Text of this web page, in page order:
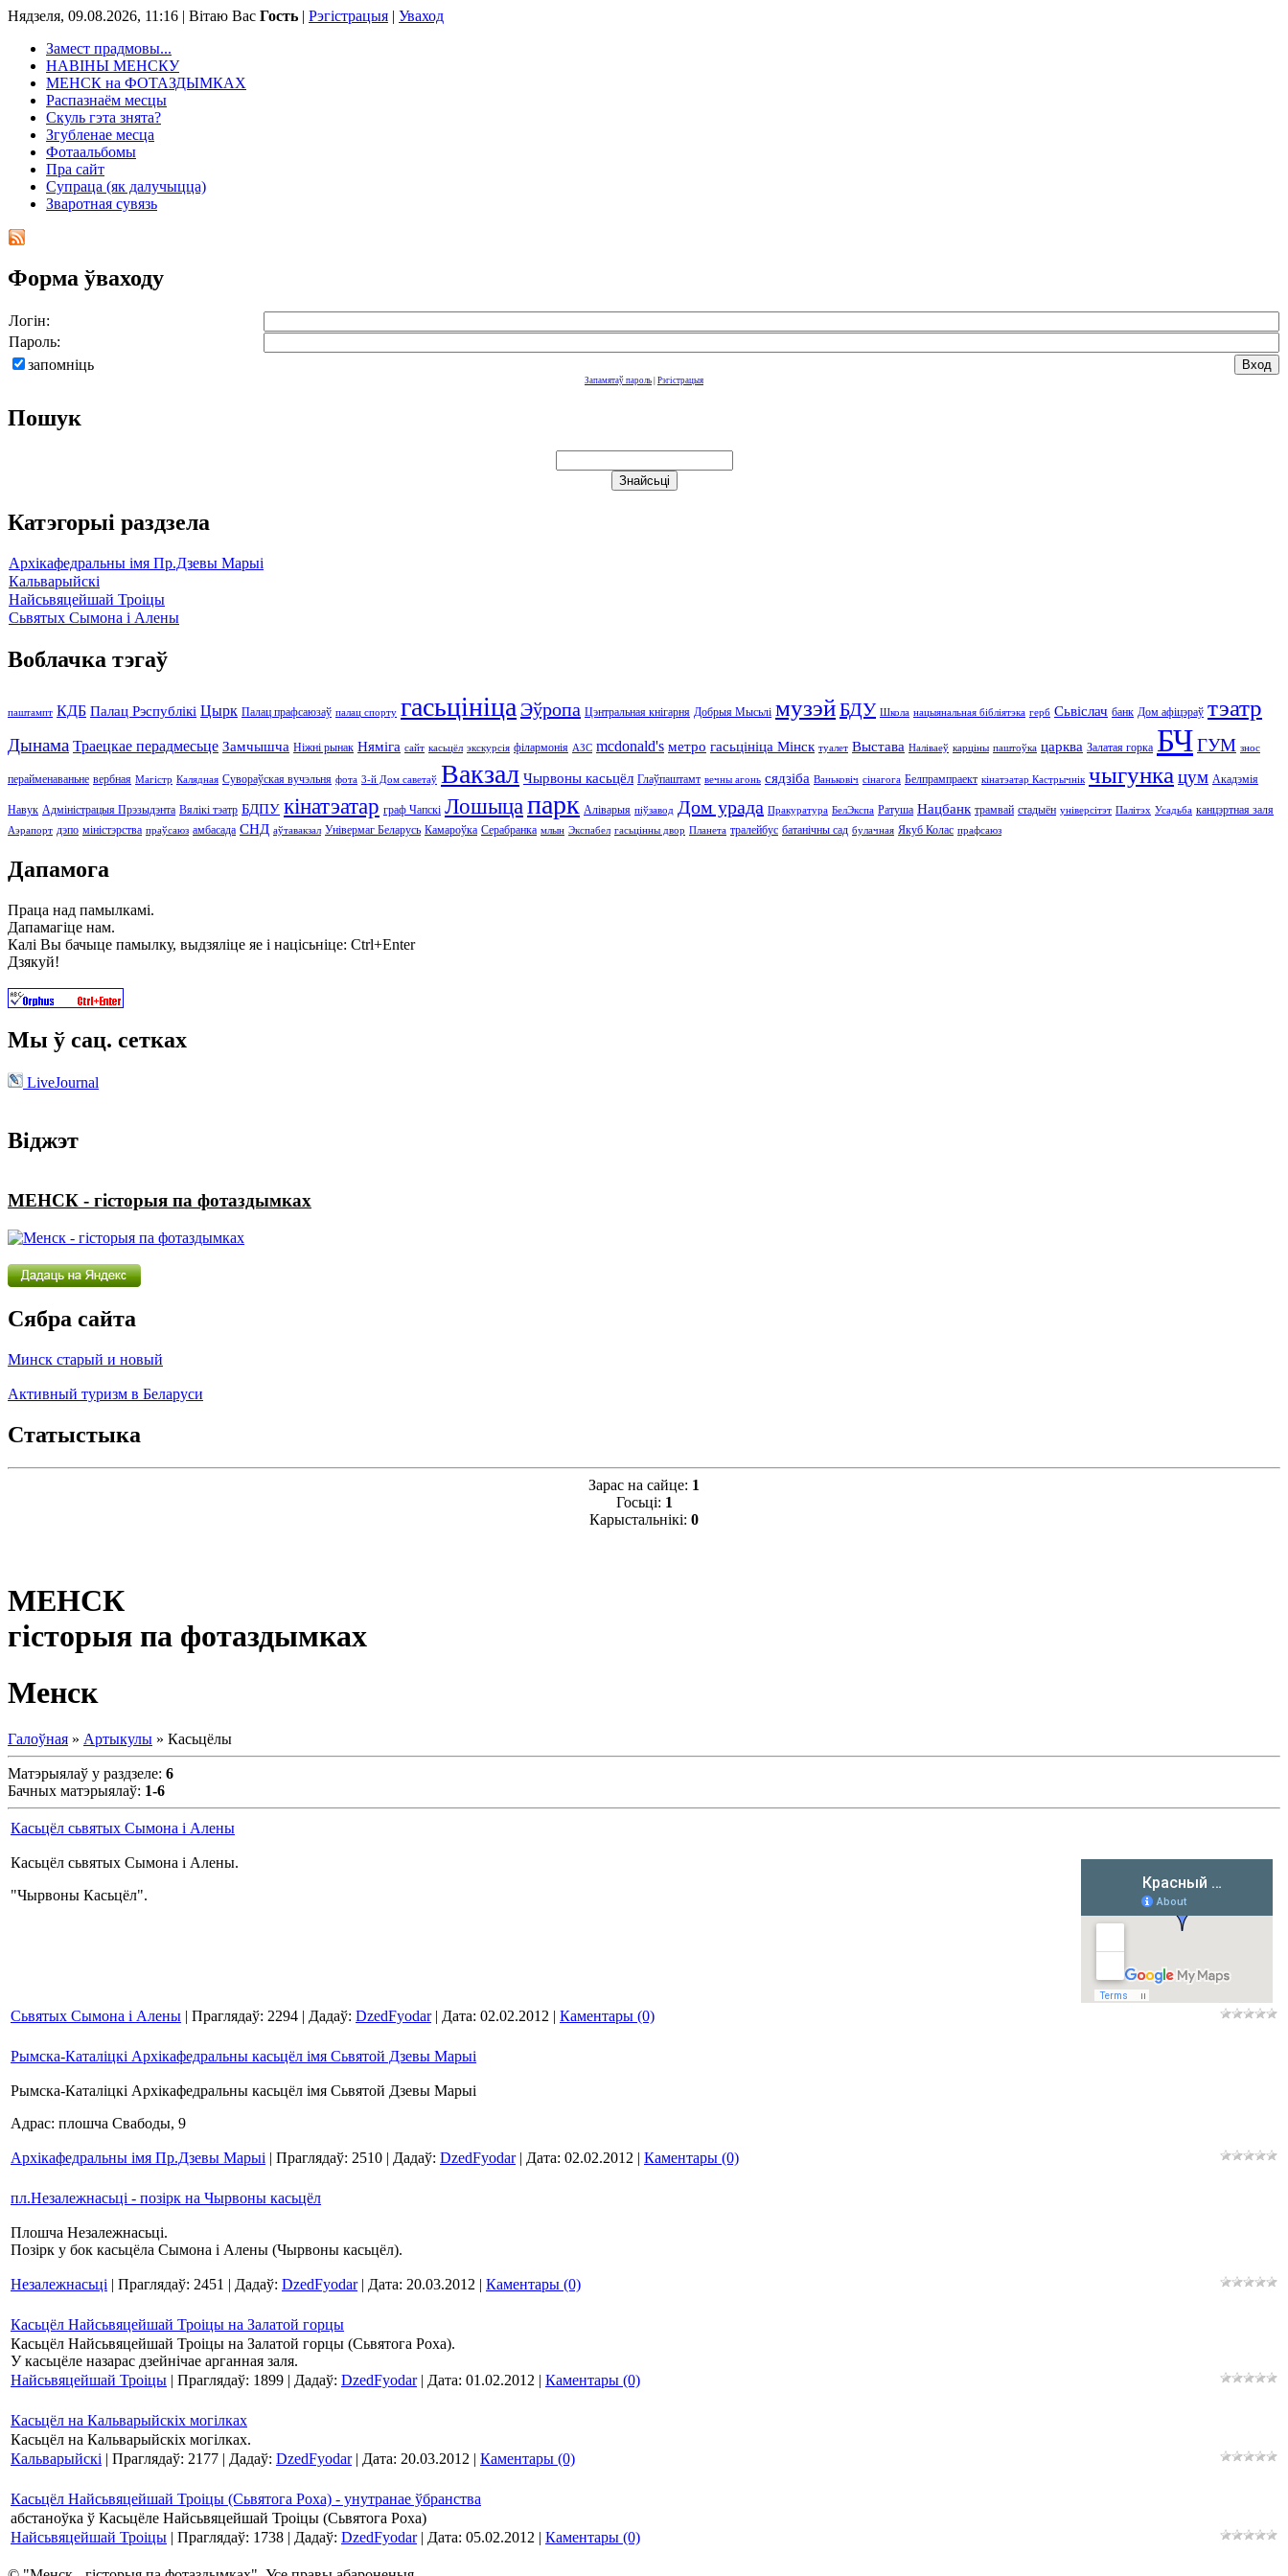
Нядзеля, 09.08.2026, 11:16 | Вітаю Вас Гость | Рэгістрацыя | Уваход
Замест прадмовы...
НАВІНЫ МЕНСКУ
МЕНСК на ФОТАЗДЫМКАХ
Распазнаём месцы
Скуль гэта знята?
Згубленае месца
Фотаальбомы
Пра сайт
Супраца (як далучыцца)
Зваротная сувязь
Форма ўваходу
Логін:
Пароль:
запомніць
Запамятаў пароль Рэгістрацыя
Пошук
Катэгорыі раздзела
Архікафедральны імя Пр.Дзевы Марыі
Кальварыйскі
Найсьвяцейшай Троіцы
Сьвятых Сымона і Алены
Воблачка тэгаў
паштампт КДБ Палац Рэспублікі Цырк Палац прафсаюзаў палац спорту гасьцініца Эўропа Цэнтральная кнігарня Добрыя Мысьлі музэйБДУ Школа нацыянальная бібліятэка герб Сьвіслач банк Дом афіцэраў тэатр
Дынама Траецкае перадмесьце Замчышча Ніжні рынак Няміга сайт касьцёл экскурсія філармонія АЗС mcdonald's метро гасьцініца Мінск туалет Выстава Наліваеў карціны паштоўка царква Залатая горка БЧГУМ знос
перайменаваньне вербная Магістр Калядная Сувораўская вучэльня фота 3-й Дом саветаў Вакзал Чырвоны касьцёл Глаўпаштамт вечны агонь сядзіба Ваньковіч сінагога Белпрампраект кінатэатар Кастрычнік чыгунка цум Акадэмія
Навук Адміністрацыя Прэзыдэнта Вялікі тэатр БДПУ кінатэатар граф Чапскі Лошыцапарк Аліварыя піўзавод Дом урада Пракуратура БелЭкспа Ратуша Нацбанк трамвай стадыён універсітэт Палітэх Усадьба канцэртная заля
Аэрапорт дэпо міністэрства праўсаюз амбасада СНД аўтавакзал Універмаг Беларусь Камароўка Серабранка млын Экспабел гасьцінны двор Планета тралейбус батанічны сад булачная Якуб Колас прафсаюз
Дапамога
Праца над памылкамі.
Дапамагіце нам.
Калі Вы бачыце памылку, выдзяліце яе і націсьніце: Ctrl+Enter
Дзякуй!
Мы ў сац. сетках
LiveJournal
Віджэт
МЕНСК - гісторыя па фотаздымках
Сябра сайта
Минск старый и новый
Активный туризм в Беларуси
Статыстыка
Зарас на сайце: 1
Госьці: 1
Карыстальнікі: 0
МЕНСК
гісторыя па фотаздымках
Менск
Галоўная » Артыкулы » Касьцёлы
Матэрыялаў у раздзеле: 6
Бачных матэрыялаў: 1-6
Касьцёл сьвятых Сымона і Алены
Касьцёл сьвятых Сымона і Алены.
"Чырвоны Касьцёл".
Сьвятых Сымона і Алены | Праглядаў: 2294 | Дадаў: DzedFyodar| Дата: 02.02.2012 | Каментары (0)
Рымска-Каталіцкі Архікафедральны касьцёл імя Сьвятой Дзевы Марыі
Рымска-Каталіцкі Архікафедральны касьцёл імя Сьвятой Дзевы Марыі
Адрас: плошча Свабоды, 9
Архікафедральны імя Пр.Дзевы Марыі | Праглядаў: 2510 | Дадаў: DzedFyodar| Дата: 02.02.2012 | Каментары (0)
пл.Незалежнасьці - позірк на Чырвоны касьцёл
Плошча Незалежнасьці.
Позірк у бок касьцёла Сымона і Алены (Чырвоны касьцёл).
Незалежнасьці | Праглядаў: 2451 | Дадаў: DzedFyodar| Дата: 20.03.2012 | Каментары (0)
Касьцёл Найсьвяцейшай Троіцы на Залатой горцы
Касьцёл Найсьвяцейшай Троіцы на Залатой горцы (Сьвятога Роха).
У касьцёле назарас дзейнічае арганная заля.
Найсьвяцейшай Троіцы | Праглядаў: 1899 | Дадаў: DzedFyodar| Дата: 01.02.2012 | Каментары (0)
Касьцёл на Кальварыйскіх могілках
Касьцёл на Кальварыйскіх могілках.
Кальварыйскі | Праглядаў: 2177 | Дадаў: DzedFyodar| Дата: 20.03.2012 | Каментары (0)
Касьцёл Найсьвяцейшай Троіцы (Сьвятога Роха) - унутранае ўбранства
абстаноўка ў Касьцёле Найсьвяцейшай Троіцы (Сьвятога Роха)
Найсьвяцейшай Троіцы | Праглядаў: 1738 | Дадаў: DzedFyodar| Дата: 05.02.2012 | Каментары (0)